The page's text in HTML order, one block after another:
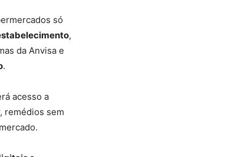
só
,
da Anvisa e
.
acesso a
remédios sem